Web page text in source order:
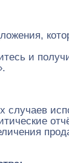
и
случаев